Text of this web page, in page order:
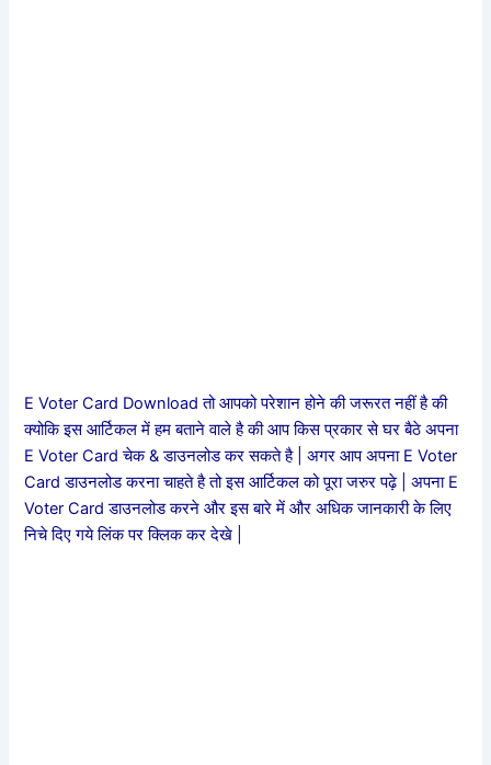
E Voter Card Download तो आपको परेशान होने की जरूरत नहीं है की
क्योकि इस आर्टिकल में हम बताने वाले है की आप किस प्रकार से घर बैठे अपना
E Voter Card चेक & डाउनलोड कर सकते है | अगर आप अपना E Voter
Card डाउनलोड करना चाहते है तो इस आर्टिकल को पूरा जरुर पढ़े | अपना E
Voter Card डाउनलोड करने और इस बारे में और अधिक जानकारी के लिए
निचे दिए गये लिंक पर क्लिक कर देखे |